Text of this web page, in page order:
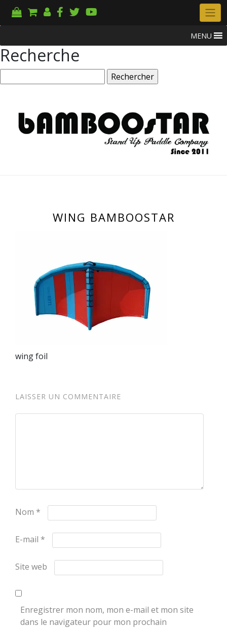
MENU
Recherche
WING BAMBOOSTAR
wing foil
LAISSER UN COMMENTAIRE
Nom *
E-mail *
Site web
Enregistrer mon nom, mon e-mail et mon site
dans le navigateur pour mon prochain